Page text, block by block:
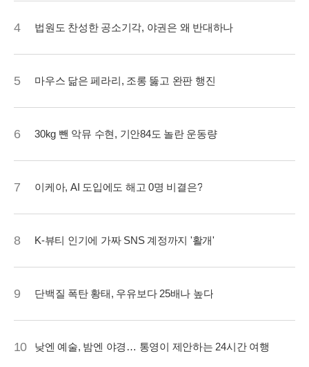
4 법원도 찬성한 공소기각, 야권은 왜 반대하나
5 마우스 닮은 페라리, 조롱 뚫고 완판 행진
6 30kg 뺀 악뮤 수현, 기안84도 놀란 운동량
7 이케아, AI 도입에도 해고 0명 비결은?
8 K-뷰티 인기에 가짜 SNS 계정까지 '활개'
9 단백질 폭탄 황태, 우유보다 25배나 높다
10 낮엔 예술, 밤엔 야경… 통영이 제안하는 24시간 여행